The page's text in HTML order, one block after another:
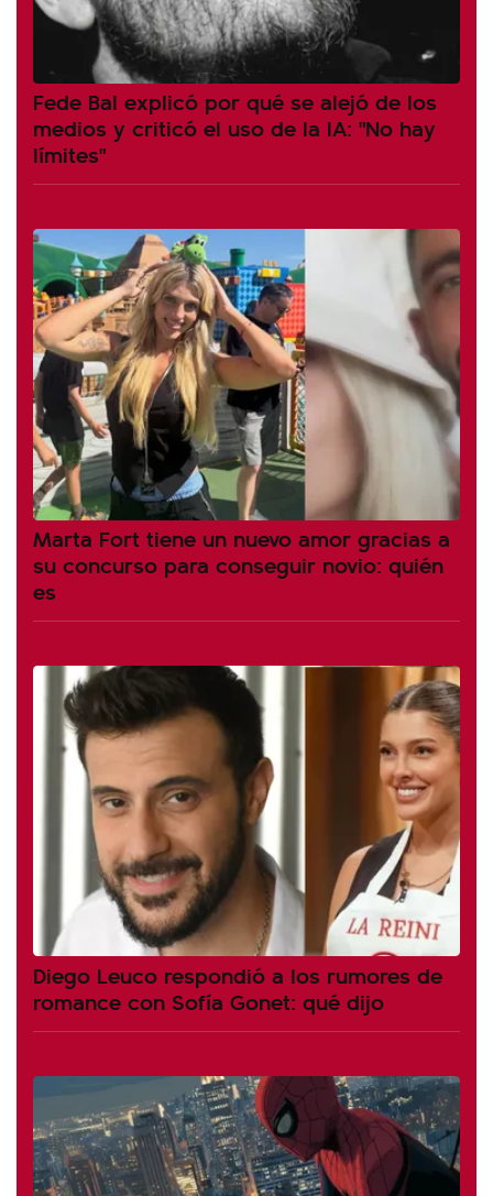
Fede Bal explicó por qué se alejó de los
medios y criticó el uso de la IA: "No hay
límites"
Marta Fort tiene un nuevo amor gracias a
su concurso para conseguir novio: quién
es
Diego Leuco respondió a los rumores de
romance con Sofía Gonet: qué dijo